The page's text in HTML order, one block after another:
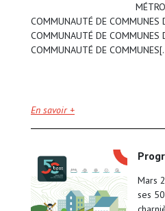
COMMUNAUTÉ DE COMMUNES
COMMUNAUTÉ DE COMMUNES
COMMUNAUTÉ DE
En savoir +
Mars
ses